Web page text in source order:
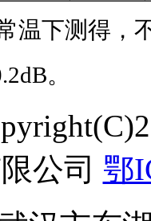
下测得，
。
公司 鄂